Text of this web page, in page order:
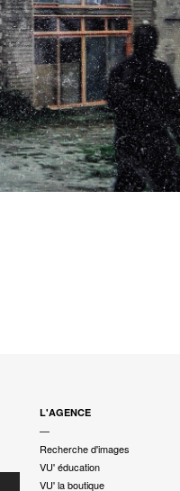
L'AGENCE
—
Recherche d'images
VU' éducation
VU' la boutique